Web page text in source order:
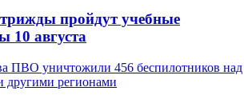
пройдут учебные
10 августа